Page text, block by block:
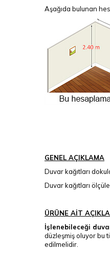
Aşağıda bulunan
GENEL AÇIKLAMA
Duvar kağıtları
Duvar kağıtları
ÜRÜNE AİT
İşlenebileceği
düzleşmiş oluyor bu
edilmelidir.